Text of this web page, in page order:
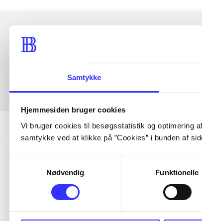
Samtykke
Hjemmesiden bruger cookies
Vi bruger cookies til besøgsstatistik og optimering
samtykke ved at klikke på ”Cookies” i bunden af
Nødvendig
Funktionelle
...